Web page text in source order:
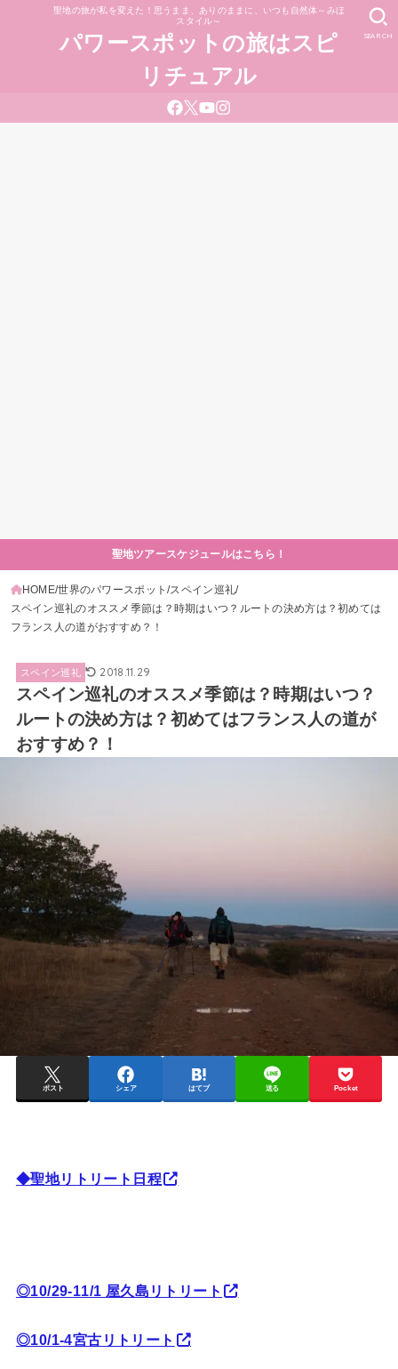
聖地の旅が私を変えた！思うまま、ありのままに、いつも自然体～みほ
スタイル～
パワースポットの旅はスピ
リチュアル
SEARCH
聖地ツアースケジュールはこちら！
HOME 世界のパワースポット スペイン巡礼
スペイン巡礼のオススメ季節は？時期はいつ？ルートの決め方は？初めては
フランス人の道がおすすめ？！
スペイン巡礼 2018.11.29
スペイン巡礼のオススメ季節は？時期はいつ？
ルートの決め方は？初めてはフランス人の道が
おすすめ？！
ポスト シェア はてブ 送る Pocket
◆聖地リトリート日程
◎10/29-11/1 屋久島リトリート
◎10/1-4宮古リトリート